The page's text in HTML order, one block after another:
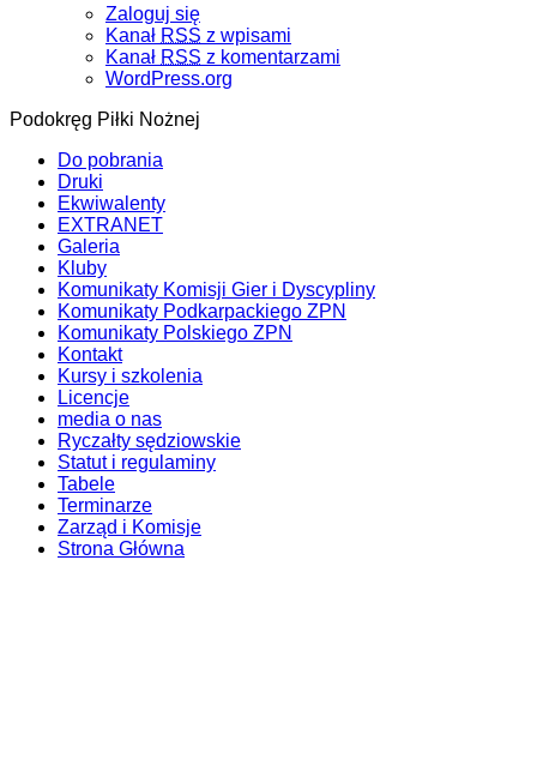
Zaloguj się
Kanał RSS z wpisami
Kanał RSS z komentarzami
WordPress.org
Podokręg Piłki Nożnej
Do pobrania
Druki
Ekwiwalenty
EXTRANET
Galeria
Kluby
Komunikaty Komisji Gier i Dyscypliny
Komunikaty Podkarpackiego ZPN
Komunikaty Polskiego ZPN
Kontakt
Kursy i szkolenia
Licencje
media o nas
Ryczałty sędziowskie
Statut i regulaminy
Tabele
Terminarze
Zarząd i Komisje
Strona Główna